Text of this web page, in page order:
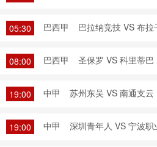
05:30 巴西甲 巴拉纳竞技 VS 布拉
08:00 巴西甲 圣保罗 VS 科里蒂巴
19:00 中甲 苏州东吴 VS 南通支云
19:00 中甲 深圳青年人 VS 宁波职